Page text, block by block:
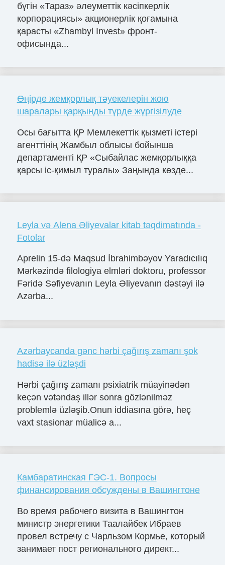
бүгін «Тараз» әлеуметтік кәсіпкерлік
корпорациясы» акционерлік қоғамына
қарасты «Zhambyl Invest» фронт-
офисында...
Өңірде жемқорлық тәуекелерін жою
шаралары қарқынды түрде жүргізілуде
Осы бағытта ҚР Мемлекеттік қызметі істері
агенттінің Жамбыл облысы бойынша
департаменті ҚР «Сыбайлас жемқорлыққа
қарсы іс-қимыл туралы» Заңында көзде...
Leyla və Alena Əliyevalar kitab təqdimatında -
Fotolar
Aprelin 15-də Maqsud İbrahimbəyov Yaradıcılıq
Mərkəzində filologiya elmləri doktoru, professor
Fəridə Səfiyevanın Leyla Əliyevanın dəstəyi ilə
Azərba...
Azərbaycanda gənc hərbi çağırış zamanı şok
hadisə ilə üzləşdi
Hərbi çağırış zamanı psixiatrik müayinədən
keçən vətəndaş illər sonra gözlənilməz
problemlə üzləşib.Onun iddiasına görə, heç
vaxt stasionar müalicə a...
Камбаратинская ГЭС-1. Вопросы
финансирования обсуждены в Вашингтоне
Во время рабочего визита в Вашингтон
министр энергетики Таалайбек Ибраев
провел встречу с Чарльзом Кормье, который
занимает пост регионального директ...